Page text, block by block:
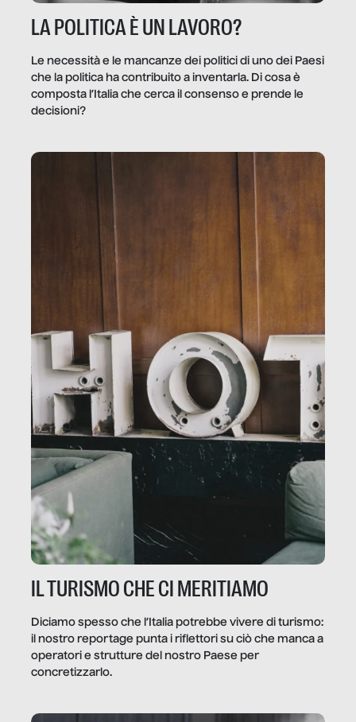
LA POLITICA È UN LAVORO?
Le necessità e le mancanze dei politici di uno dei Paesi
che la politica ha contribuito a inventarla. Di cosa è
composta l’Italia che cerca il consenso e prende le
decisioni?
IL TURISMO CHE CI MERITIAMO
Diciamo spesso che l’Italia potrebbe vivere di turismo:
il nostro reportage punta i riflettori su ciò che manca a
operatori e strutture del nostro Paese per
concretizzarlo.